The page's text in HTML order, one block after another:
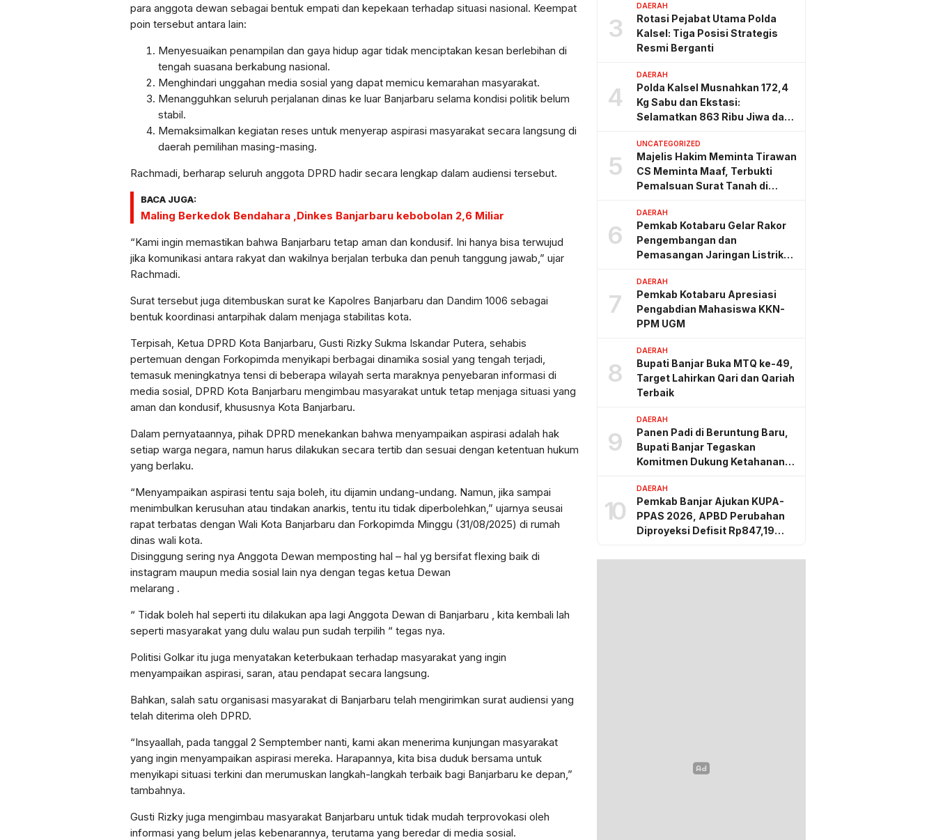
para anggota dewan sebagai bentuk empati dan kepekaan terhadap situasi nasional. Keempat
poin tersebut antara lain:
Menyesuaikan penampilan dan gaya hidup agar tidak menciptakan kesan berlebihan di
tengah suasana berkabung nasional.
Menghindari unggahan media sosial yang dapat memicu kemarahan masyarakat.
Menangguhkan seluruh perjalanan dinas ke luar Banjarbaru selama kondisi politik belum
stabil.
Memaksimalkan kegiatan reses untuk menyerap aspirasi masyarakat secara langsung di
daerah pemilihan masing-masing.
Rachmadi, berharap seluruh anggota DPRD hadir secara lengkap dalam audiensi tersebut.
BACA JUGA:
Maling Berkedok Bendahara ,Dinkes Banjarbaru kebobolan 2,6 Miliar
“Kami ingin memastikan bahwa Banjarbaru tetap aman dan kondusif. Ini hanya bisa terwujud
jika komunikasi antara rakyat dan wakilnya berjalan terbuka dan penuh tanggung jawab,” ujar
Rachmadi.
Surat tersebut juga ditembuskan surat ke Kapolres Banjarbaru dan Dandim 1006 sebagai
bentuk koordinasi antarpihak dalam menjaga stabilitas kota.
Terpisah, Ketua DPRD Kota Banjarbaru, Gusti Rizky Sukma Iskandar Putera, sehabis
pertemuan dengan Forkopimda menyikapi berbagai dinamika sosial yang tengah terjadi,
temasuk meningkatnya tensi di beberapa wilayah serta maraknya penyebaran informasi di
media sosial, DPRD Kota Banjarbaru mengimbau masyarakat untuk tetap menjaga situasi yang
aman dan kondusif, khususnya Kota Banjarbaru.
Dalam pernyataannya, pihak DPRD menekankan bahwa menyampaikan aspirasi adalah hak
setiap warga negara, namun harus dilakukan secara tertib dan sesuai dengan ketentuan hukum
yang berlaku.
“Menyampaikan aspirasi tentu saja boleh, itu dijamin undang-undang. Namun, jika sampai
menimbulkan kerusuhan atau tindakan anarkis, tentu itu tidak diperbolehkan,” ujarnya seusai
rapat terbatas dengan Wali Kota Banjarbaru dan Forkopimda Minggu (31/08/2025) di rumah
dinas wali kota.
Disinggung sering nya Anggota Dewan memposting hal – hal yg bersifat flexing baik di
instagram maupun media sosial lain nya dengan tegas ketua Dewan
melarang .
“ Tidak boleh hal seperti itu dilakukan apa lagi Anggota Dewan di Banjarbaru , kita kembali lah
seperti masyarakat yang dulu walau pun sudah terpilih “ tegas nya.
Politisi Golkar itu juga menyatakan keterbukaan terhadap masyarakat yang ingin
menyampaikan aspirasi, saran, atau pendapat secara langsung.
Bahkan, salah satu organisasi masyarakat di Banjarbaru telah mengirimkan surat audiensi yang
telah diterima oleh DPRD.
“Insyaallah, pada tanggal 2 Semptember nanti, kami akan menerima kunjungan masyarakat
yang ingin menyampaikan aspirasi mereka. Harapannya, kita bisa duduk bersama untuk
menyikapi situasi terkini dan merumuskan langkah-langkah terbaik bagi Banjarbaru ke depan,”
tambahnya.
Gusti Rizky juga mengimbau masyarakat Banjarbaru untuk tidak mudah terprovokasi oleh
informasi yang belum jelas kebenarannya, terutama yang beredar di media sosial.
3
DAERAH
Rotasi Pejabat Utama Polda
Kalsel: Tiga Posisi Strategis
Resmi Berganti
4
DAERAH
Polda Kalsel Musnahkan 172,4
Kg Sabu dan Ekstasi:
Selamatkan 863 Ribu Jiwa dan
Triliun
5
UNCATEGORIZED
Majelis Hakim Meminta Tirawan
CS Meminta Maaf, Terbukti
Pemalsuan Surat Tanah di
6
DAERAH
Pemkab Kotabaru Gelar Rakor
Pengembangan dan
Pemasangan Jaringan Listrik
7
DAERAH
Pemkab Kotabaru Apresiasi
Pengabdian Mahasiswa KKN-
PPM UGM
8
DAERAH
Bupati Banjar Buka MTQ ke-49,
Target Lahirkan Qari dan Qariah
Terbaik
9
DAERAH
Panen Padi di Beruntung Baru,
Bupati Banjar Tegaskan
Komitmen Dukung Ketahanan
10
DAERAH
Pemkab Banjar Ajukan KUPA-
PPAS 2026, APBD Perubahan
Diproyeksi Defisit Rp847,19